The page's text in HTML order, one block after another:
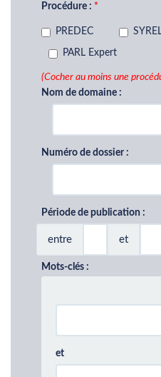
Procédure :
PREDEC
PARL Expert
(Cocher au moins une
Nom de domaine :
Numéro de dossier :
Période de publication :
entre et
Mots-clés :
et